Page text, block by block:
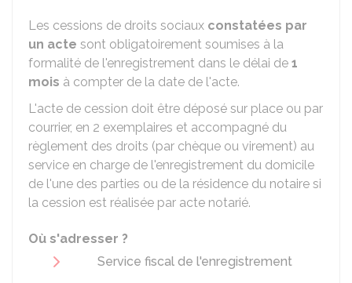
Les cessions de droits sociaux constatées par
un acte sont obligatoirement soumises à la
formalité de l'enregistrement dans le délai de 1
mois à compter de la date de l'acte.
L'acte de cession doit être déposé sur place ou par
courrier, en 2 exemplaires et accompagné du
règlement des droits (par chèque ou virement) au
service en charge de l'enregistrement du domicile
de l'une des parties ou de la résidence du notaire si
la cession est réalisée par acte notarié.
Où s'adresser ?
Service fiscal de l'enregistrement